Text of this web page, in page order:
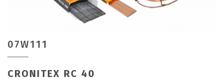
07W111
CRONITEX RC 40